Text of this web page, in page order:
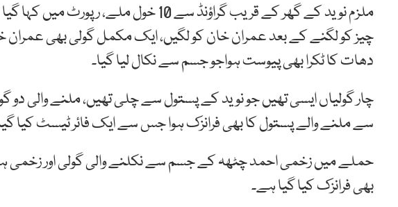
چیز کو لگنے کے بعد عمران خان کو لگیں، ایک مکمل گولی بھی
دھات کا ٹکرا بھی پیوست ہواجو جسم سے نکال لیا گیا۔
چار گولیاں ایسی تھیں جو نوید کے پستول سے چلی تھیں، ملنے والی دو
سے ملنے والے پستول کا بھی فرانزک ہوا جس سے ایک فائر ٹیسٹ کیا
حملے میں زخمی احمد چٹھہ کے جسم سے نکلنے والی گولی اور زخمی
بھی فرانزک کیا گیا ہے۔